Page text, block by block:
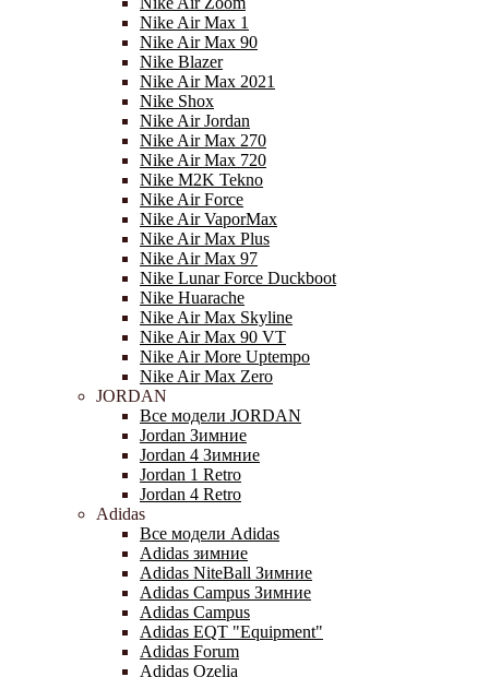
Nike Air Max 1
Nike Air Max 90
Nike Blazer
Nike Air Max 2021
Nike Shox
Nike Air Jordan
Nike Air Max 270
Nike Air Max 720
Nike M2K Tekno
Nike Air Force
Nike Air VaporMax
Nike Air Max Plus
Nike Air Max 97
Nike Lunar Force Duckboot
Nike Huarache
Nike Air Max Skyline
Nike Air Max 90 VT
Nike Air More Uptempo
Nike Air Max Zero
JORDAN
Все модели JORDAN
Jordan Зимние
Jordan 4 Зимние
Jordan 1 Retro
Jordan 4 Retro
Adidas
Все модели Adidas
Adidas зимние
Adidas NiteBall Зимние
Adidas Campus Зимние
Adidas Campus
Adidas EQT "Equipment"
Adidas Forum
Adidas Ozelia